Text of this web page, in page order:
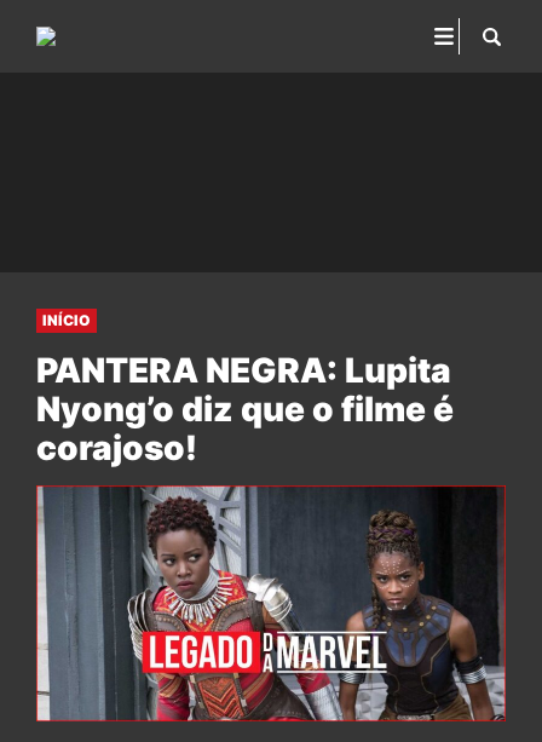
INÍCIO
PANTERA NEGRA: Lupita
Nyong’o diz que o filme é
corajoso!